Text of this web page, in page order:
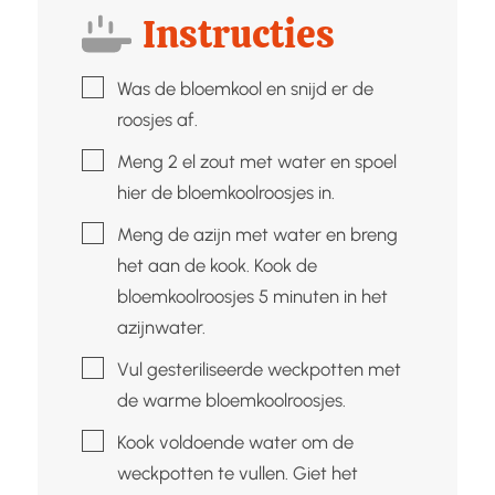
Instructies
▢Was de bloemkool en snijd er de
roosjes af.
▢Meng 2 el zout met water en spoel
hier de bloemkoolroosjes in.
▢Meng de azijn met water en breng
het aan de kook. Kook de
bloemkoolroosjes 5 minuten in het
azijnwater.
▢Vul gesteriliseerde weckpotten met
de warme bloemkoolroosjes.
▢Kook voldoende water om de
weckpotten te vullen. Giet het